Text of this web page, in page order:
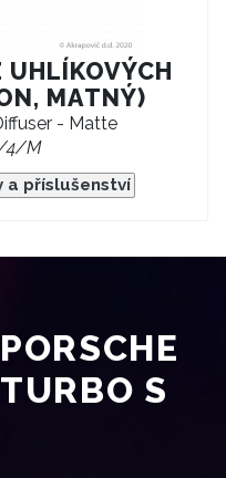
MATNÝ)
- Matte
4/M
a příslušenství
S